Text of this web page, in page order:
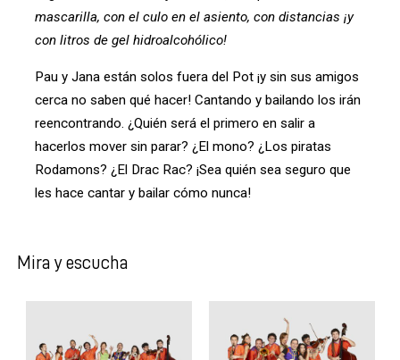
mascarilla, con el culo en el asiento, con distancias ¡y
con litros de gel hidroalcohólico!
Pau y Jana están solos fuera del Pot ¡y sin sus amigos
cerca no saben qué hacer! Cantando y bailando los irán
reencontrando. ¿Quién será el primero en salir a
hacerlos mover sin parar? ¿El mono? ¿Los piratas
Rodamons? ¿El Drac Rac? ¡Sea quién sea seguro que
les hace cantar y bailar cómo nunca!
Mira y escucha